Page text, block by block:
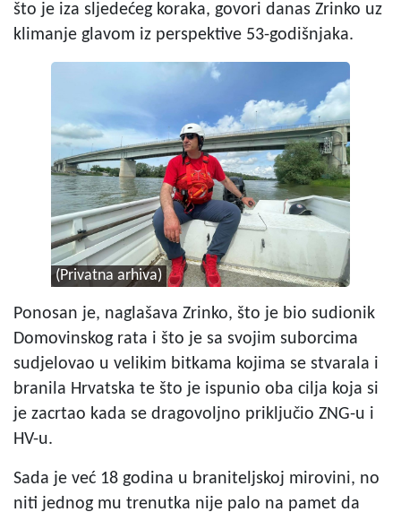
što je iza sljedećeg koraka, govori danas Zrinko uz
klimanje glavom iz perspektive 53-godišnjaka.
(Privatna arhiva)
Ponosan je, naglašava Zrinko, što je bio sudionik
Domovinskog rata i što je sa svojim suborcima
sudjelovao u velikim bitkama kojima se stvarala i
branila Hrvatska te što je ispunio oba cilja koja si
je zacrtao kada se dragovoljno priključio ZNG-u i
HV-u.
Sada je već 18 godina u braniteljskoj mirovini, no
niti jednog mu trenutka nije palo na pamet da